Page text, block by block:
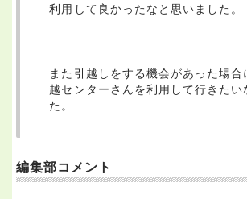
利用して良かったなと思いました。
また引越しをする機会があった場合
越センターさんを利用して行きたい
た。
編集部コメント